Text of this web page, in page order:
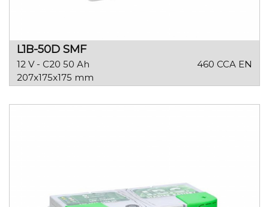
L1B-50D SMF
12 V - C20 50 Ah
460 CCA EN
207x175x175 mm